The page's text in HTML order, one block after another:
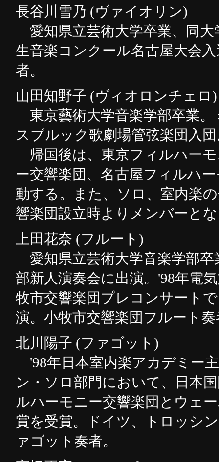
長谷川雪乃 (ヴァイオリン)
愛知県立芸術大学卒業、同大
生音楽コンクール名古屋大会
者。
山田知野子 (ヴィオロンチェロ)
東京藝術大学音楽学部卒業
スブルック歌劇場管弦楽団入
帰国後は、東京フィルハー
ー交響楽団、名古屋フィルハ
動する。また、ソロ、室内楽
響楽団設立時よりメンバーと
上田花奈 (フルート)
愛知県立芸術大学音楽学部卒
部新人演奏会に出演。'98年電
牧市交響楽団プレコンサート
演。小牧市交響楽団フルート奏
北川陽子 (ファゴット)
'98年日本室内楽アカデミー
ン・ソロ部門において、日本
ルハーモニー交響楽団とウェ
賞を受賞。ドイツ、トロッシ
ァゴット奏者。